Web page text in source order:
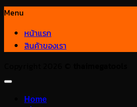
Menu
หน้าแรก
สินค้าของเรา
Home